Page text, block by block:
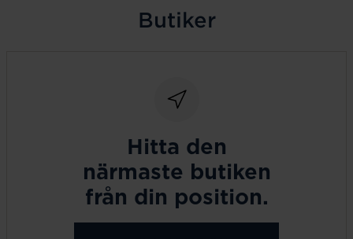
Butiker
Hitta den
närmaste butiken
från din position.